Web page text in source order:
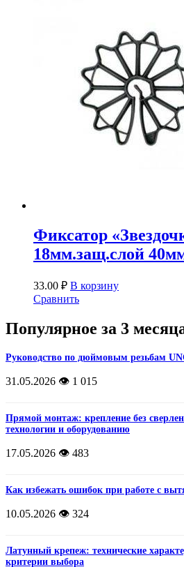
Фиксатор
18мм.защ.слой
33.00 ₽ В корзину
Сравнить
Популярное за 3
Руководство по дюймовым резьбам
31.05.2026 👁️ 1 015
Прямой монтаж: крепление без
технологии и оборудованию
17.05.2026 👁️ 483
Как избежать ошибок при работе с
10.05.2026 👁️ 324
Латунный крепеж: технические
критерии выбора